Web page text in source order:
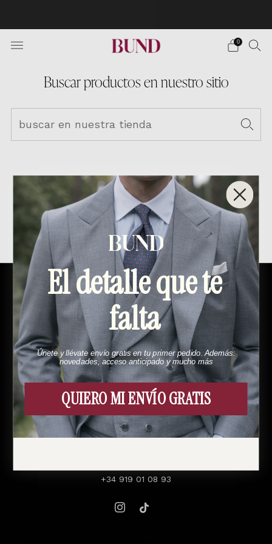
0
Buscar productos en nuestro sitio
Legal
Política de Privacidad
Politica de cookies
Términos y Condiciones
Devoluciones y Adecuaciones
Aviso Legal
Contacto
+34 919 01 08 93
El detalle que te
falta
Únete y llévate envío gratis en tu primer pedido. Además:
novedades, acceso anticipado y mucho más
QUIERO MI ENVÍO GRATIS